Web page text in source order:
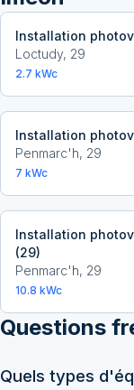
Installation
Loctudy, 29
2.7 kWc
Installation
Penmarc'h, 29
7 kWc
Installation
(29)
Penmarc'h, 29
10.8 kWc
Questions
Quels types